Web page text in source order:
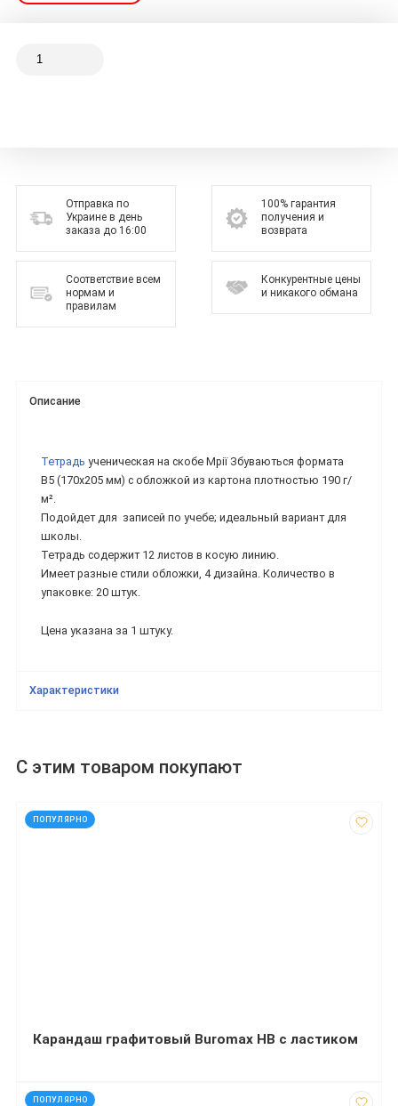
Отправка по
Украине в день
заказа до 16:00
Соответствие всем
нормам и
правилам
100% гарантия
получения и
возврата
Конкурентные цены
и никакого обмана
Описание
Тетрадь ученическая на скобе Мрії Збуваються формата
В5 (170х205 мм) с обложкой из картона плотностью 190 г/
м².
Подойдет для записей по учебе; идеальный вариант для
школы.
Тетрадь содержит 12 листов в косую линию.
Имеет разные стили обложки, 4 дизайна. Количество в
упаковке: 20 штук.
Цена указана за 1 штуку.
Характеристики
С этим товаром покупают
ПОПУЛЯРНО
код: 751
Карандаш графитовый Buromax НВ с ластиком
ПОПУЛЯРНО
код: 91874